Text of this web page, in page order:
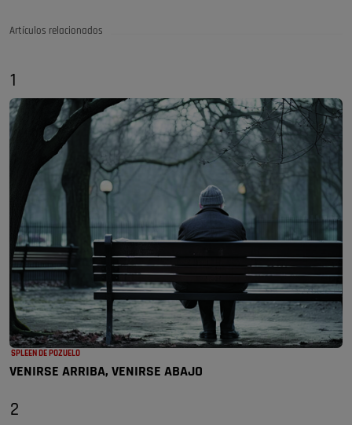
Artículos relacionados
1
SPLEEN DE POZUELO
VENIRSE ARRIBA, VENIRSE ABAJO
2